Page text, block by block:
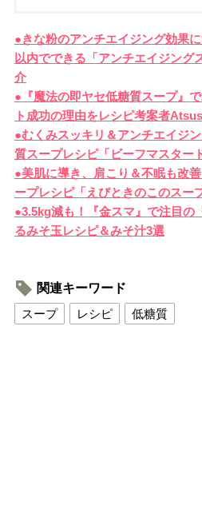
●きな粉のアンチエイジング効果
以内でできる「アンチエイジング
介
●『魔法の即ヤセ低糖質スープ』
ト成功の理由をレシピ考案者
●むくみスッキリ＆アンチエイジ
質スープレシピ「ビーフマスター
●美肌に導き、肩こり＆不眠も改
ープレシピ「えびときのこのスー
●3.5kg減も！『金スマ』で注目の
るみそ玉レシピ＆みそ汁3選
関連キーワード
スープ
レシピ 低糖質